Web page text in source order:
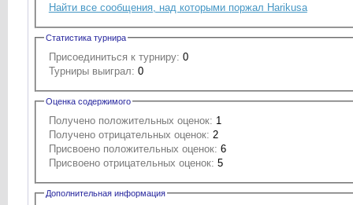
Найти все сообщения, над которыми поржал Harikusa
Статистика турнира
Присоединиться к турниру: 0
Турниры выиграл: 0
Оценка содержимого
Получено положительных оценок: 1
Получено отрицательных оценок: 2
Присвоено положительных оценок: 6
Присвоено отрицательных оценок: 5
Дополнительная информация